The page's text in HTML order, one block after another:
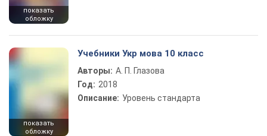
показать
обложку
показать
обложку
Учебники Укр мова 10 класс
Авторы: А. П. Глазова
Год: 2018
Описание: Уровень стандарта